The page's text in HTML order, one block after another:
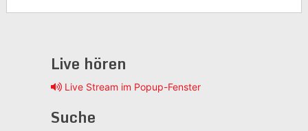
Live hören
Live Stream im Popup-Fenster
Suche